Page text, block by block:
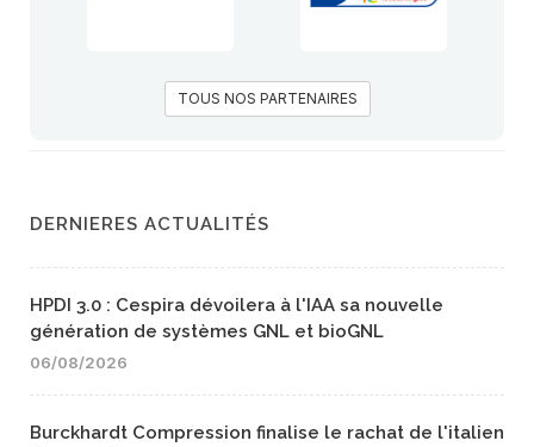
TOUS NOS PARTENAIRES
DERNIERES ACTUALITÉS
HPDI 3.0 : Cespira dévoilera à l'IAA sa nouvelle
génération de systèmes GNL et bioGNL
06/08/2026
Burckhardt Compression finalise le rachat de l'italien